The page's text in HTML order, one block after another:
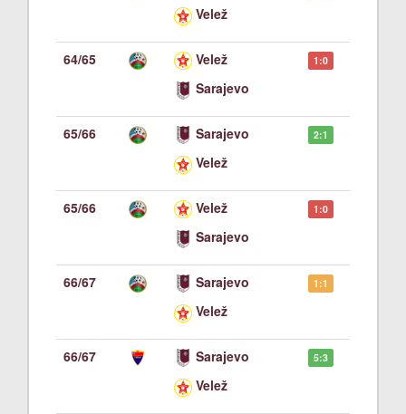
Velež
64/65
Velež
Sarajevo
1:0
65/66
Sarajevo
Velež
2:1
65/66
Velež
Sarajevo
1:0
66/67
Sarajevo
Velež
1:1
66/67
Sarajevo
Velež
5:3